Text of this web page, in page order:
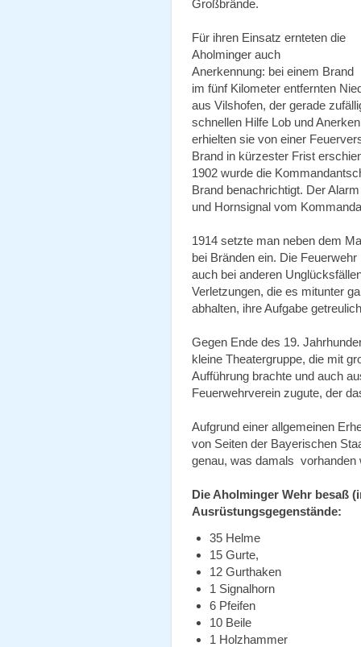
Großbrände.
Für ihren Einsatz ernteten die
Aholminger auch
Anerkennung: bei einem Brand
im fünf Kilometer entfernten
aus Vilshofen, der gerade
schnellen Hilfe Lob und
erhielten sie von einer
Brand in kürzester Frist
1902 wurde die
Brand benachrichtigt. Der
und Hornsignal vom
1914 setzte man neben dem
bei Bränden ein. Die
auch bei anderen
Verletzungen, die es mitunter
abhalten, ihre Aufgabe
Gegen Ende des 19.
kleine Theatergruppe, die mit
Aufführung brachte und auch
Feuerwehrverein zugute, der
Aufgrund einer allgemeinen
von Seiten der Bayerischen
genau, was damals vorhanden
Die Aholminger Wehr besaß
Ausrüstungsgegenstände:
35 Helme
15 Gurte,
12 Gurthaken
1 Signalhorn
6 Pfeifen
10 Beile
1 Holzhammer